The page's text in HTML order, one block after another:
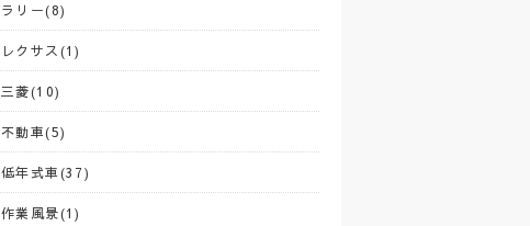
ラリー(8)
レクサス(1)
三菱(10)
不動車(5)
低年式車(37)
作業風景(1)